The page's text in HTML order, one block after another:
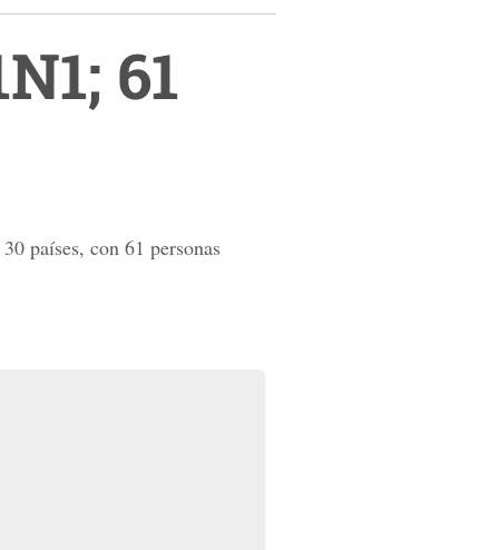
61
países, con 61 personas